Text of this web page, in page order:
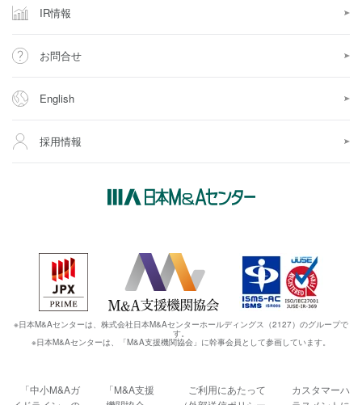
IR情報
お問合せ
English
採用情報
※日本M&Aセンターは、株式会社日本M&Aセンターホールディングス（2127）のグループで
す。
※日本M&Aセンターは、「M&A支援機関協会」に幹事会員として参画しています。
「中小M&Aガ
「M&A支援
ご利用にあたって
カスタマーハ